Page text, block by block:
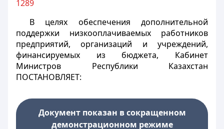
1289
В целях обеспечения дополнительной
поддержки низкооплачиваемых работников
предприятий, организаций и учреждений,
финансируемых из бюджета, Кабинет
Министров Республики Казахстан
ПОСТАНОВЛЯЕТ:
Документ показан в сокращенном
демонстрационном режиме